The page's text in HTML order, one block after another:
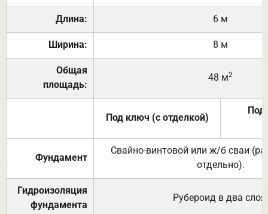
Длина: 6 м
Ширина: 8 м
Общая
площадь:
48 м2
Под ключ (с отделкой)
Под
Фундамент
Свайно-винтовой или ж/б сваи
отдельно).
Гидроизоляция
фундамента
Рубероид в два слоя.